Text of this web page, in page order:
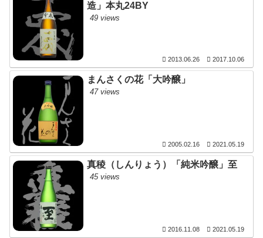
造」本丸24BY
49 views
2013.06.26 2017.10.06
まんさくの花「大吟醸」
47 views
2005.02.16 2021.05.19
真稜（しんりょう）「純米吟醸」至
45 views
2016.11.08 2021.05.19